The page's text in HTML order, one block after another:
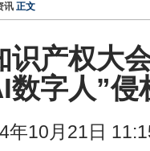
讯 正文
识产权大
数字人”侵
年10月21日